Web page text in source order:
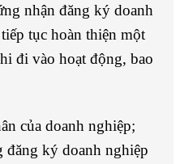
nhận đăng ký doanh
tục hoàn thiện một
đi vào hoạt động, bao
của doanh nghiệp;
ký doanh nghiệp